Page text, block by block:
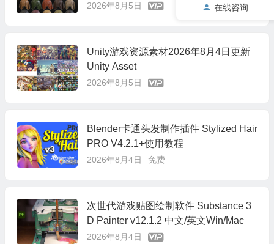
2026年8月5日
Unity游戏资源素材2026年8月4日更新
Unity Asset
2026年8月5日
Blender卡通头发制作插件 Stylized Hair
PRO V4.2.1+使用教程
2026年8月4日 免费
次世代游戏贴图绘制软件 Substance 3
D Painter v12.1.2 中文/英文Win/Mac
2026年8月4日
在线咨询